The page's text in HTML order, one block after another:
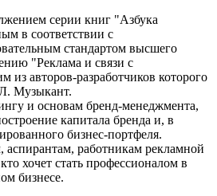
серии книг "Азбука
в соответствии с
стандартом высшего
"Реклама и связи с
из авторов-разработчиков которого
Музыкант.
и основам бренд-менеджмента,
капитала бренда и, в
бизнес-портфеля.
аспирантам, работникам рекламной
хочет стать профессионалом в
бизнесе.